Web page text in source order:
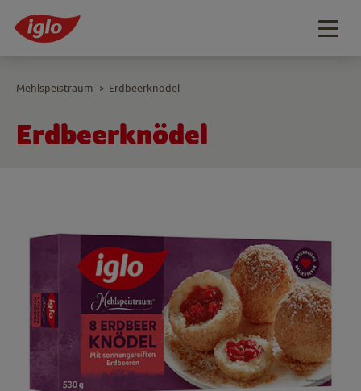
Erdbeerknödel
Mehlspeistraum > Erdbeerknödel